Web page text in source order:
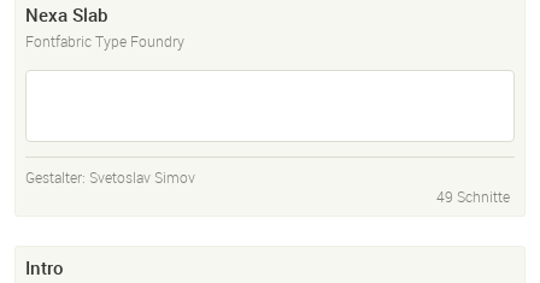
Nexa Slab
Fontfabric Type Foundry
Gestalter: Svetoslav Simov
49 Schnitte
Intro